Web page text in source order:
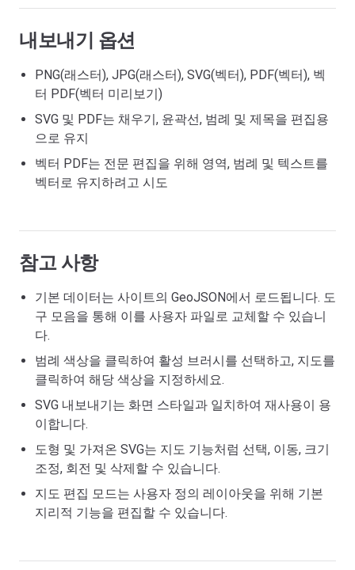
내보내기 옵션
PNG(래스터), JPG(래스터), SVG(벡터), PDF(벡터), 벡
터 PDF(벡터 미리보기)
SVG 및 PDF는 채우기, 윤곽선, 범례 및 제목을 편집용
으로 유지
벡터 PDF는 전문 편집을 위해 영역, 범례 및 텍스트를
벡터로 유지하려고 시도
참고 사항
기본 데이터는 사이트의 GeoJSON에서 로드됩니다. 도
구 모음을 통해 이를 사용자 파일로 교체할 수 있습니
다.
범례 색상을 클릭하여 활성 브러시를 선택하고, 지도를
클릭하여 해당 색상을 지정하세요.
SVG 내보내기는 화면 스타일과 일치하여 재사용이 용
이합니다.
도형 및 가져온 SVG는 지도 기능처럼 선택, 이동, 크기
조정, 회전 및 삭제할 수 있습니다.
지도 편집 모드는 사용자 정의 레이아웃을 위해 기본
지리적 기능을 편집할 수 있습니다.